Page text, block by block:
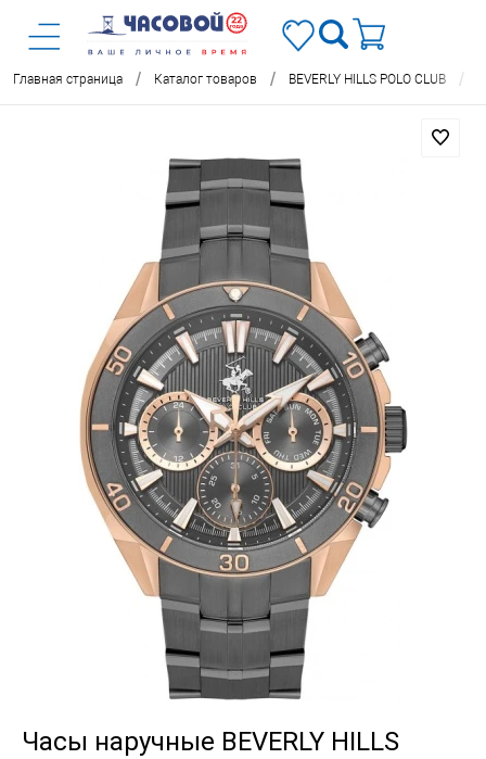
Главная страница / Каталог товаров / BEVERLY HILLS POLO CLUB /
Часы наручные BEVERLY HILLS